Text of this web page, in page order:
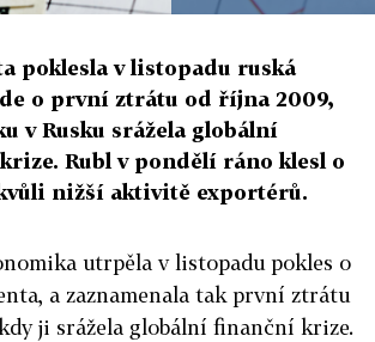
poklesla v listopadu ruská
o první ztrátu od října 2009,
v Rusku srážela globální
Rubl v pondělí ráno klesl o
nižší aktivitě exportérů.
utrpěla v listopadu pokles o
a zaznamenala tak první ztrátu
ji srážela globální finanční krize.